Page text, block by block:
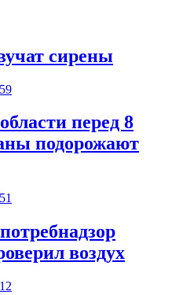
сирены
перед 8
подорожают
воздух